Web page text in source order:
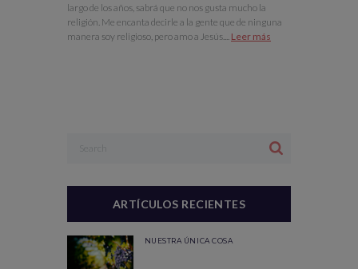
largo de los años, sabrá que no nos gusta mucho la
religión. Me encanta decirle a la gente que de ninguna
manera soy religioso, pero amo a Jesús.... Leer más
ARTÍCULOS RECIENTES
NUESTRA ÚNICA COSA